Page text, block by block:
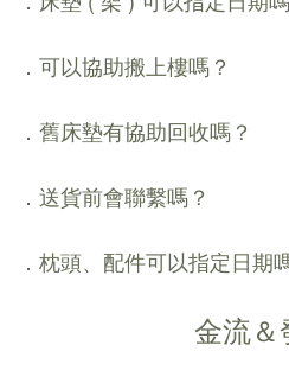
．可以協助搬上樓嗎？
．舊床墊有協助回收嗎？
．送貨前會聯繫嗎？
．枕頭、配件可以指定日期
金流＆